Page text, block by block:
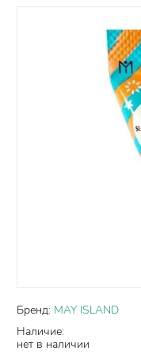
Бренд: MAY ISLAND
Наличие:
нет в наличии